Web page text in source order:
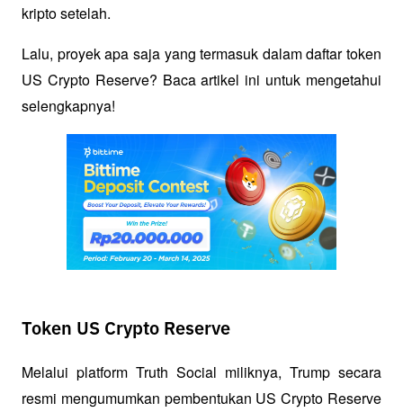
kripto setelah.
Lalu, proyek apa saja yang termasuk dalam daftar token
US Crypto Reserve? Baca artikel ini untuk mengetahui
selengkapnya!
Token US Crypto Reserve
Melalui platform Truth Social miliknya, Trump secara
resmi mengumumkan pembentukan US Crypto Reserve